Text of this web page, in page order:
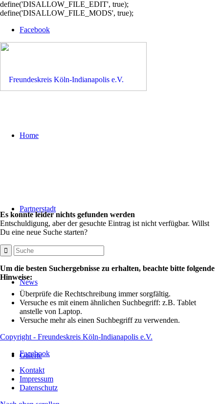
define('DISALLOW_FILE_EDIT', true);
define('DISALLOW_FILE_MODS', true);
Facebook
Home
Partnerstadt
News
Galerie
Es konnte leider nichts gefunden werden
Entschuldigung, aber der gesuchte Eintrag ist nicht verfügbar. Willst
Du eine neue Suche starten?
Um die besten Suchergebnisse zu erhalten, beachte bitte folgende
Hinweise:
Überprüfe die Rechtschreibung immer sorgfältig.
Versuche es mit einem ähnlichen Suchbegriff: z.B. Tablet
anstelle von Laptop.
Versuche mehr als einen Suchbegriff zu verwenden.
Copyright - Freundeskreis Köln-Indianapolis e.V.
Facebook
Kontakt
Impressum
Datenschutz